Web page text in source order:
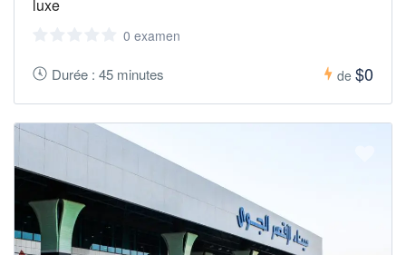
luxe
0 examen
Durée : 45 minutes de $0